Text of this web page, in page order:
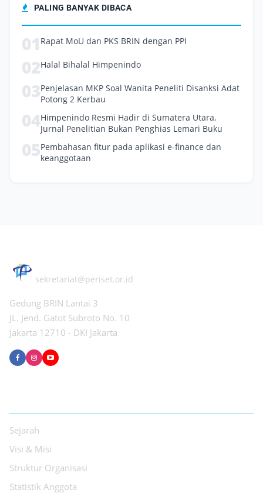
PALING BANYAK DIBACA
01 Rapat MoU dan PKS BRIN dengan PPI
02Halal Bihalal Himpenindo
03Penjelasan MKP Soal Wanita Peneliti Disanksi Adat
Potong 2 Kerbau
04Himpenindo Resmi Hadir di Sumatera Utara,
Jurnal Penelitian Bukan Penghias Lemari Buku
05Pembahasan fitur pada aplikasi e-finance dan
keanggotaan
sekretariat@periset.or.id
Gedung BRIN Lantai 3
JL. Jend. Gatot Subroto No. 10
Jakarta 12710 - DKI Jakarta
Sejarah
Visi & Misi
Struktur Organisasi
Statistik Anggota